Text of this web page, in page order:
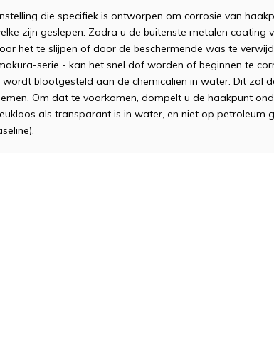
die specifiek is ontworpen om corrosie van
zijn geslepen. Zodra u de buitenste metalen coating
het te slijpen of door de beschermende was te
serie - kan het snel dof worden of beginnen te
blootgesteld aan de chemicaliën in water. Dit zal
Om dat te voorkomen, dompelt u de haakpunt
als transparant is in water, en niet op petroleum